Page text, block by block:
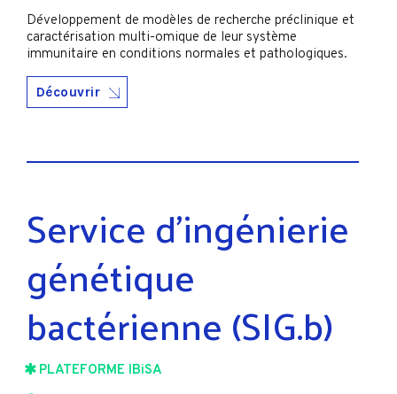
Développement de modèles de recherche préclinique et
caractérisation multi-omique de leur système
immunitaire en conditions normales et pathologiques.
Découvrir
Service d'ingénierie
génétique
bactérienne (SIG.b)
PLATEFORME IBiSA